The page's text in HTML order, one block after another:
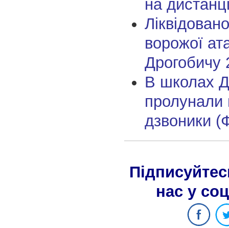
на
ворожої
Дрогобичу
В школах
пролунали
дзвоники
нас у